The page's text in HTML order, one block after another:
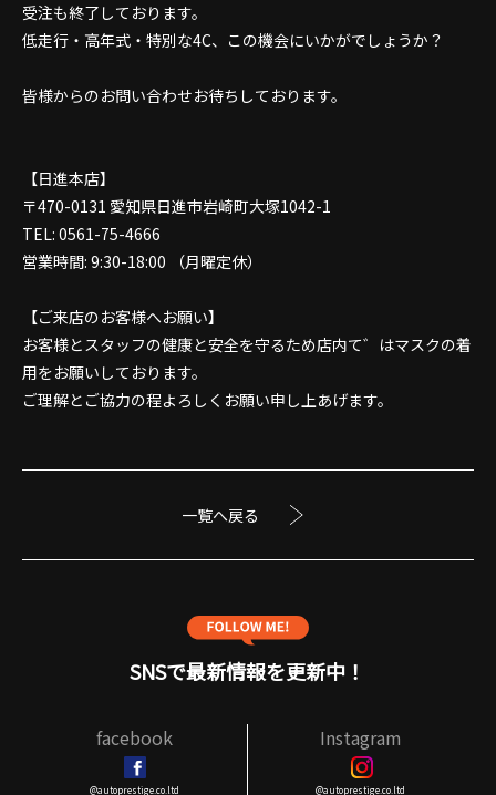
受注も終了しております。
低走行・高年式・特別な4C、この機会にいかがでしょうか？
皆様からのお問い合わせお待ちしております。
【日進本店】
〒470-0131 愛知県日進市岩崎町大塚1042-1
TEL: 0561-75-4666
営業時間: 9:30-18:00 （月曜定休）
【ご来店のお客様へお願い】
お客様とスタッフの健康と安全を守るため店内て゛はマスクの着
用をお願いしております。
ご理解とご協力の程よろしくお願い申し上あげます。
一覧へ戻る
SNSで最新情報を更新中！
facebook
@autoprestige.co.ltd
Instagram
@autoprestige.co.ltd